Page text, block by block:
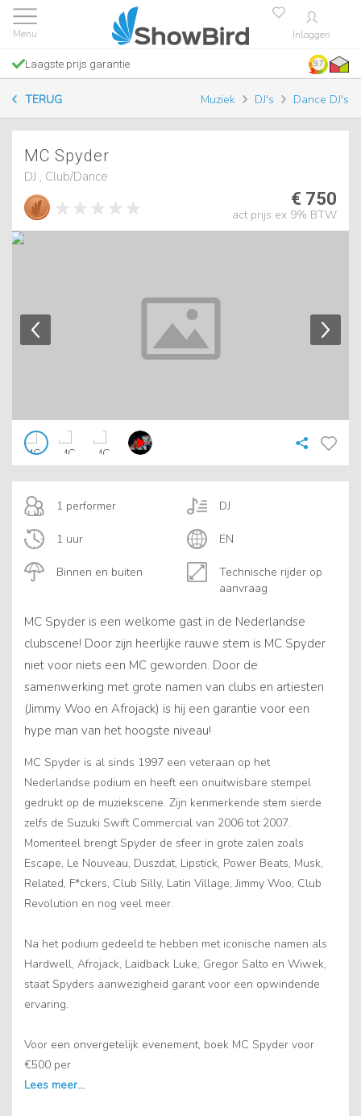
Inloggen
Laagste prijs garantie 9.7
TERUG Muziek DJ's Dance DJ's
MC Spyder
DJ , Club/Dance
€ 750
act prijs ex 9% BTW
1 performer
Binnen en buiten
DJ
1 uur
Technische rijder op
aanvraag
EN
MC Spyder is een welkome gast in de Nederlandse
clubscene! Door zijn heerlijke rauwe stem is MC Spyder
niet voor niets een MC geworden. Door de
samenwerking met grote namen van clubs en artiesten
(Jimmy Woo en Afrojack) is hij een garantie voor een
hype man van het hoogste niveau!
MC Spyder is al sinds 1997 een veteraan op het
Nederlandse podium en heeft een onuitwisbare stempel
gedrukt op de muziekscene. Zijn kenmerkende stem sierde
zelfs de Suzuki Swift Commercial van 2006 tot 2007.
Momenteel brengt Spyder de sfeer in grote zalen zoals
Escape, Le Nouveau, Duszdat, Lipstick, Power Beats, Musk,
Related, F*ckers, Club Silly, Latin Village, Jimmy Woo, Club
Revolution en nog veel meer.
Na het podium gedeeld te hebben met iconische namen als
Hardwell, Afrojack, Laidback Luke, Gregor Salto en Wiwek,
staat Spyders aanwezigheid garant voor een opwindende
ervaring.
Voor een onvergetelijk evenement, boek MC Spyder voor
€500 per